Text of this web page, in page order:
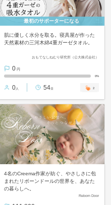
最初のサポーターになる
肌に優しく水分を取る。寝具屋が作った
天然素材の三河木綿4重ガーゼタオル。
おもてなしねむり研究所（公大株式会社）
0 円
0%
0 人 54日 2
4名のCreema作家が紡ぐ、やさしさに包
まれたリボーンドールの世界を、あなた
の暮らしへ。
Reborn Door